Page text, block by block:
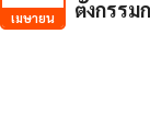
เมษายน ตั้งกรรม